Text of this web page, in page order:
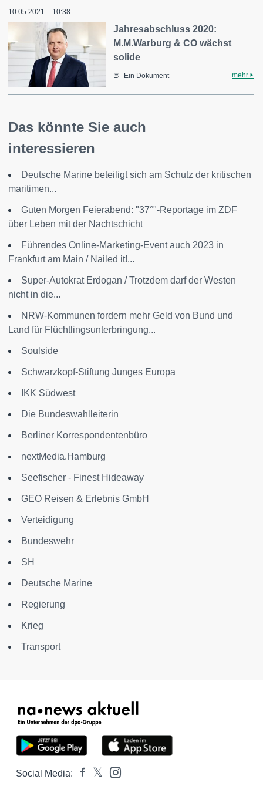
10.05.2021 – 10:38
Jahresabschluss 2020:
M.M.Warburg & CO wächst
solide
Ein Dokument mehr
Das könnte Sie auch
interessieren
Deutsche Marine beteiligt sich am Schutz der kritischen
maritimen...
Guten Morgen Feierabend: "37°"-Reportage im ZDF
über Leben mit der Nachtschicht
Führendes Online-Marketing-Event auch 2023 in
Frankfurt am Main / Nailed it!...
Super-Autokrat Erdogan / Trotzdem darf der Westen
nicht in die...
NRW-Kommunen fordern mehr Geld von Bund und
Land für Flüchtlingsunterbringung...
Soulside
Schwarzkopf-Stiftung Junges Europa
IKK Südwest
Die Bundeswahlleiterin
Berliner Korrespondentenbüro
nextMedia.Hamburg
Seefischer - Finest Hideaway
GEO Reisen & Erlebnis GmbH
Verteidigung
Bundeswehr
SH
Deutsche Marine
Regierung
Krieg
Transport
Social Media: